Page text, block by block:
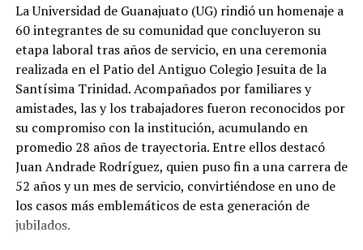
La Universidad de Guanajuato (UG) rindió un homenaje a
60 integrantes de su comunidad que concluyeron su
etapa laboral tras años de servicio, en una ceremonia
realizada en el Patio del Antiguo Colegio Jesuita de la
Santísima Trinidad. Acompañados por familiares y
amistades, las y los trabajadores fueron reconocidos por
su compromiso con la institución, acumulando en
promedio 28 años de trayectoria. Entre ellos destacó
Juan Andrade Rodríguez, quien puso fin a una carrera de
52 años y un mes de servicio, convirtiéndose en uno de
los casos más emblemáticos de esta generación de
jubilados.